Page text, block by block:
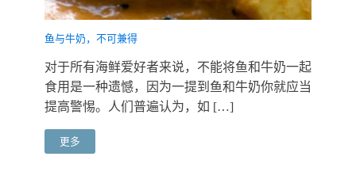
鱼与牛奶，不可兼得
对于所有海鲜爱好者来说，不能将鱼和牛奶一起
食用是一种遗憾，因为一提到鱼和牛奶你就应当
提高警惕。人们普遍认为，如 […]
更多